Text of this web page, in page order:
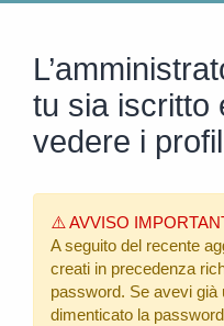
tu sia iscritto
vedere i
⚠️ AVVISO
A seguito del recente
creati in precedenza
password. Se avevi già
dimenticato la